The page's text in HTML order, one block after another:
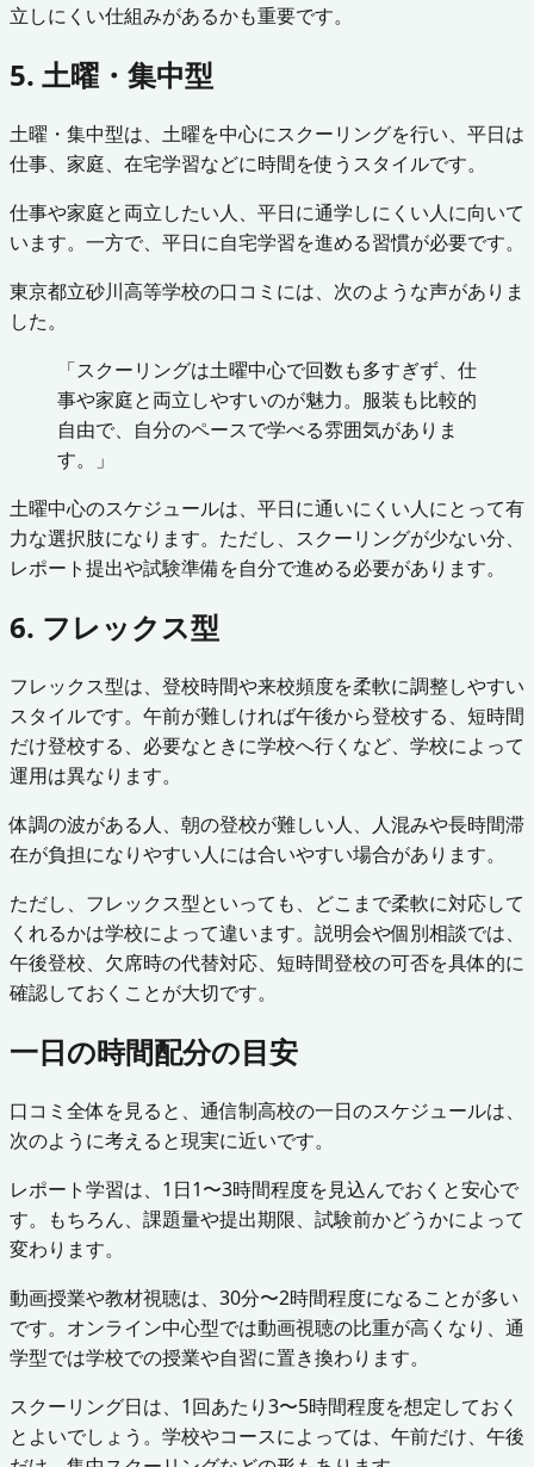
立しにくい仕組みがあるかも重要です。
5. 土曜・集中型
土曜・集中型は、土曜を中心にスクーリングを行い、平日は
仕事、家庭、在宅学習などに時間を使うスタイルです。
仕事や家庭と両立したい人、平日に通学しにくい人に向いて
います。一方で、平日に自宅学習を進める習慣が必要です。
東京都立砂川高等学校の口コミには、次のような声がありま
した。
「スクーリングは土曜中心で回数も多すぎず、仕
事や家庭と両立しやすいのが魅力。服装も比較的
自由で、自分のペースで学べる雰囲気がありま
す。」
土曜中心のスケジュールは、平日に通いにくい人にとって有
力な選択肢になります。ただし、スクーリングが少ない分、
レポート提出や試験準備を自分で進める必要があります。
6. フレックス型
フレックス型は、登校時間や来校頻度を柔軟に調整しやすい
スタイルです。午前が難しければ午後から登校する、短時間
だけ登校する、必要なときに学校へ行くなど、学校によって
運用は異なります。
体調の波がある人、朝の登校が難しい人、人混みや長時間滞
在が負担になりやすい人には合いやすい場合があります。
ただし、フレックス型といっても、どこまで柔軟に対応して
くれるかは学校によって違います。説明会や個別相談では、
午後登校、欠席時の代替対応、短時間登校の可否を具体的に
確認しておくことが大切です。
一日の時間配分の目安
口コミ全体を見ると、通信制高校の一日のスケジュールは、
次のように考えると現実に近いです。
レポート学習は、1日1〜3時間程度を見込んでおくと安心で
す。もちろん、課題量や提出期限、試験前かどうかによって
変わります。
動画授業や教材視聴は、30分〜2時間程度になることが多い
です。オンライン中心型では動画視聴の比重が高くなり、通
学型では学校での授業や自習に置き換わります。
スクーリング日は、1回あたり3〜5時間程度を想定しておく
とよいでしょう。学校やコースによっては、午前だけ、午後